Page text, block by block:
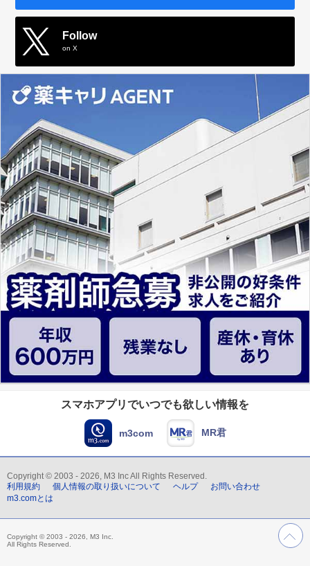
Follow
on X
スマホアプリでいつでも欲しい情報を
m3com MR君
Copyright © 2003 - 2026, M3 Inc All Rights Reserved.
利用規約
個人情報の取り扱いについて ヘルプ
お問い合わせ
m3.comとは
Copyright © 2003 - 2026, M3 Inc.
All Rights Reserved.